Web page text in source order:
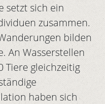
setzt sich ein
zusammen.
bilden
An Wasserstellen
Tiere gleichzeitig
haben sich